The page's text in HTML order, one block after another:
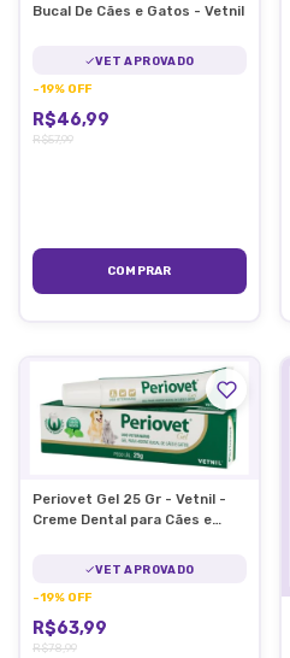
Bucal De Cães e Gatos - Vetnil
VET APROVADO
-19% OFF
R$46,99
R$57,99
Periovet Gel 25 Gr - Vetnil -
Creme Dental para Cães e
VET APROVADO
-19% OFF
R$63,99
R$78,99